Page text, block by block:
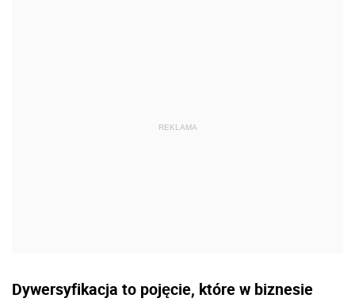
Dywersyfikacja to pojęcie, które w biznesie